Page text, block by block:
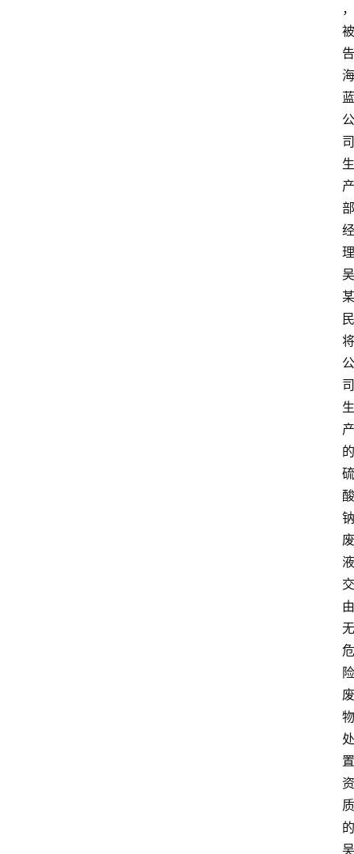
，
被
告
海
蓝
公
司
生
产
部
经
理
吴
某
民
将
公
司
生
产
的
硫
酸
钠
废
液
交
由
无
危
险
废
物
处
置
资
质
的
吴